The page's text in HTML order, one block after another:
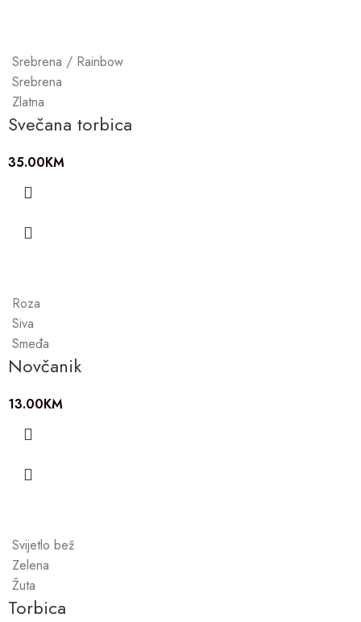
Srebrena / Rainbow
Srebrena
Zlatna
Svečana torbica
35.00KM
Roza
Siva
Smeđa
Novčanik
13.00KM
Svijetlo bež
Zelena
Žuta
Torbica